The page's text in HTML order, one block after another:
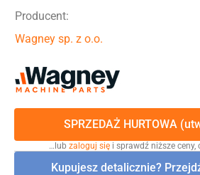
Producent:
Wagney sp. z o.o.
SPRZEDAŻ HURTOWA
…lub zaloguj się i sprawdź niższe ceny,
Kupujesz detalicznie?